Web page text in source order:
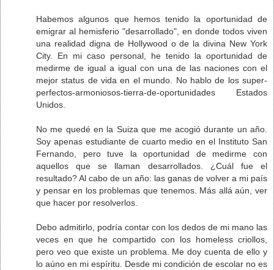
Habemos algunos que hemos tenido la oportunidad de
emigrar al hemisferio "desarrollado", en donde todos viven
una realidad digna de Hollywood o de la divina New York
City. En mi caso personal, he tenido la oportunidad de
medirme de igual a igual con una de las naciones con el
mejor status de vida en el mundo. No hablo de los super-
perfectos-armoniosos-tierra-de-oportunidades Estados
Unidos.
No me quedé en la Suiza que me acogió durante un año.
Soy apenas estudiante de cuarto medio en el Instituto San
Fernando, pero tuve la oportunidad de medirme con
aquellos que se llaman desarrollados. ¿Cuál fue el
resultado? Al cabo de un año: las ganas de volver a mi país
y pensar en los problemas que tenemos. Más allá aún, ver
que hacer por resolverlos.
Debo admitirlo, podría contar con los dedos de mi mano las
veces en que he compartido con los homeless criollos,
pero veo que existe un problema. Me doy cuenta de ello y
lo aúno en mi espíritu. Desde mi condición de escolar no es